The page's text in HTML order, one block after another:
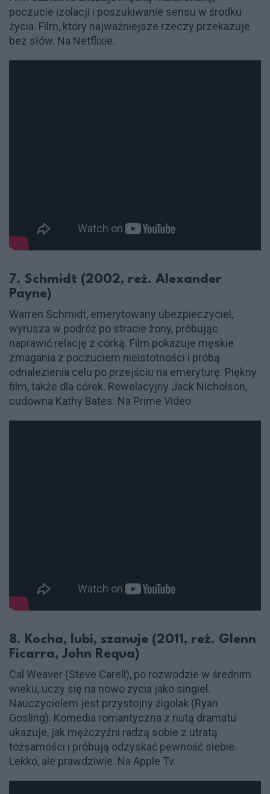
poczucie izolacji i poszukiwanie sensu w środku
życia. Film, który najważniejsze rzeczy przekazuje
bez słów. Na Netflixie.
7. Schmidt (2002, reż. Alexander
Payne)
Warren Schmidt, emerytowany ubezpieczyciel,
wyrusza w podróż po stracie żony, próbując
naprawić relację z córką. Film pokazuje męskie
zmagania z poczuciem nieistotności i próbą
odnalezienia celu po przejściu na emeryturę. Piękny
film, także dla córek. Rewelacyjny Jack Nicholson,
cudowna Kathy Bates. Na Prime Video.
8. Kocha, lubi, szanuje (2011, reż. Glenn
Ficarra, John Requa)
Cal Weaver (Steve Carell), po rozwodzie w średnim
wieku, uczy się na nowo życia jako singiel.
Nauczycielem jest przystojny żigolak (Ryan
Gosling). Komedia romantyczna z nutą dramatu
ukazuje, jak mężczyźni radzą sobie z utratą
tożsamości i próbują odzyskać pewność siebie.
Lekko, ale prawdziwie. Na Apple Tv.